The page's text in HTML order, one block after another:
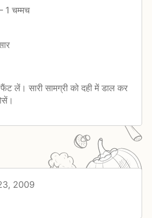
1 चम्मच
लें। सारी सामग्री को दही में डाल कर
2009